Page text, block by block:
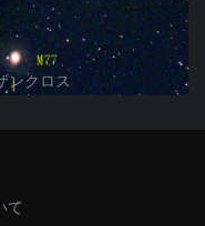
ンクロス
て